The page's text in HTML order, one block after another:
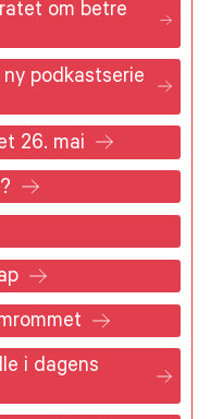
om betre
podkastserie
26. mai
i dagens